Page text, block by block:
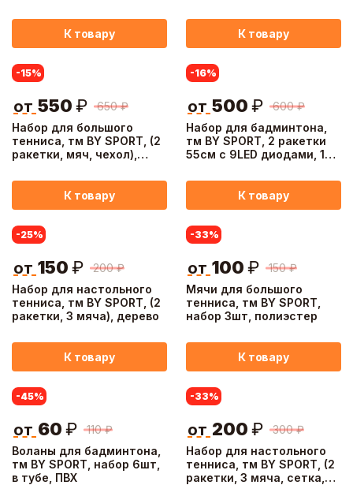
К товару К товару
Набор для большого
тенниса, тм BY SPORT, (2
ракетки, мяч, чехол),
-15%
650 ₽
от 550 ₽
К товару
Набор для бадминтона,
тм BY SPORT, 2 ракетки
55см с 9LED диодами, 1
LED
-16%
600 ₽
от 500 ₽
К товару
Набор для настольного
тенниса, тм BY SPORT, (2
ракетки, 3 мяча), дерево
-25%
200 ₽
от 150 ₽
К товару
Мячи для большого
тенниса, тм BY SPORT,
набор 3шт, полиэстер
-33%
150 ₽
от 100 ₽
К товару
Воланы для бадминтона,
тм BY SPORT, набор 6шт,
в тубе, ПВХ
-45%
110 ₽
от 60 ₽
Набор для настольного
тенниса, тм BY SPORT, (2
ракетки, 3 мяча, сетка,
-33%
300 ₽
от 200 ₽